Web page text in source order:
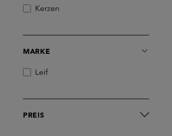
Kerzen
MARKE
Leif
PREIS